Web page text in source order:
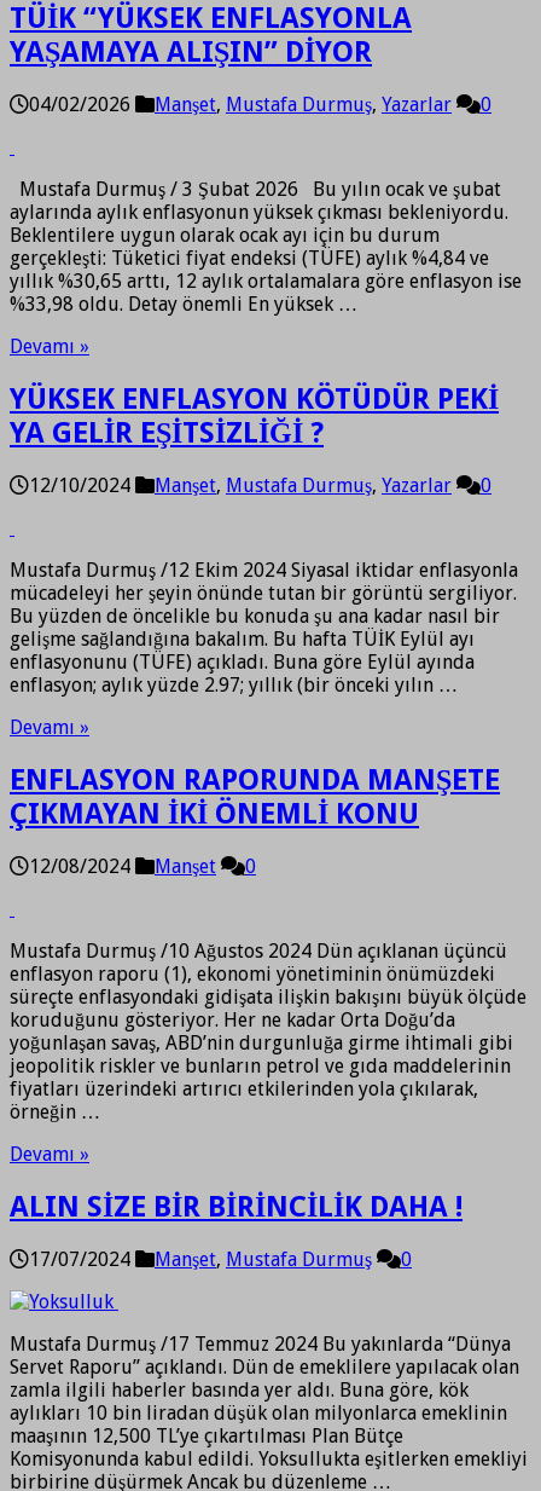
TÜİK “YÜKSEK ENFLASYONLA
YAŞAMAYA ALIŞIN” DİYOR
04/02/2026 Manşet, Mustafa Durmuş, Yazarlar 0
Mustafa Durmuş / 3 Şubat 2026 Bu yılın ocak ve şubat
aylarında aylık enflasyonun yüksek çıkması bekleniyordu.
Beklentilere uygun olarak ocak ayı için bu durum
gerçekleşti: Tüketici fiyat endeksi (TÜFE) aylık %4,84 ve
yıllık %30,65 arttı, 12 aylık ortalamalara göre enflasyon ise
%33,98 oldu. Detay önemli En yüksek …
Devamı »
YÜKSEK ENFLASYON KÖTÜDÜR PEKİ
YA GELİR EŞİTSİZLİĞİ ?
12/10/2024 Manşet, Mustafa Durmuş, Yazarlar 0
Mustafa Durmuş /12 Ekim 2024 Siyasal iktidar enflasyonla
mücadeleyi her şeyin önünde tutan bir görüntü sergiliyor.
Bu yüzden de öncelikle bu konuda şu ana kadar nasıl bir
gelişme sağlandığına bakalım. Bu hafta TÜİK Eylül ayı
enflasyonunu (TÜFE) açıkladı. Buna göre Eylül ayında
enflasyon; aylık yüzde 2.97; yıllık (bir önceki yılın …
Devamı »
ENFLASYON RAPORUNDA MANŞETE
ÇIKMAYAN İKİ ÖNEMLİ KONU
12/08/2024 Manşet 0
Mustafa Durmuş /10 Ağustos 2024 Dün açıklanan üçüncü
enflasyon raporu (1), ekonomi yönetiminin önümüzdeki
süreçte enflasyondaki gidişata ilişkin bakışını büyük ölçüde
koruduğunu gösteriyor. Her ne kadar Orta Doğu’da
yoğunlaşan savaş, ABD’nin durgunluğa girme ihtimali gibi
jeopolitik riskler ve bunların petrol ve gıda maddelerinin
fiyatları üzerindeki artırıcı etkilerinden yola çıkılarak,
örneğin …
Devamı »
ALIN SİZE BİR BİRİNCİLİK DAHA !
17/07/2024 Manşet, Mustafa Durmuş 0
Mustafa Durmuş /17 Temmuz 2024 Bu yakınlarda “Dünya
Servet Raporu” açıklandı. Dün de emeklilere yapılacak olan
zamla ilgili haberler basında yer aldı. Buna göre, kök
aylıkları 10 bin liradan düşük olan milyonlarca emeklinin
maaşının 12,500 TL’ye çıkartılması Plan Bütçe
Komisyonunda kabul edildi. Yoksullukta eşitlerken emekliyi
birbirine düşürmek Ancak bu düzenleme …